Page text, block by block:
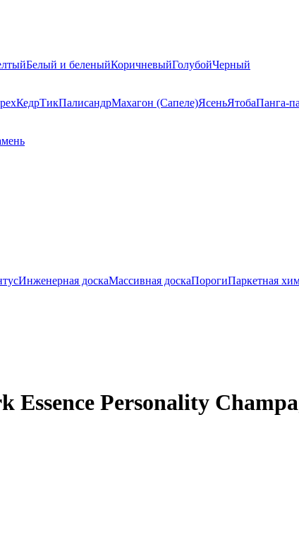
Белый и беленыйКоричневыйГолубойЧерный
КедрТикПалисандрМахагон (Сапеле)ЯсеньЯтобаПанга-
Инженерная доскаМассивная доскаПорогиПаркетная
Personality